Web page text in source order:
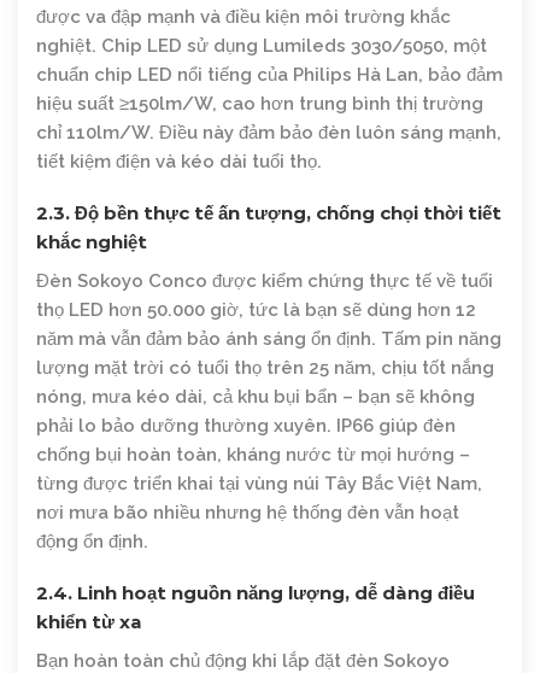
được va đập mạnh và điều kiện môi trường khắc
nghiệt. Chip LED sử dụng Lumileds 3030/5050, một
chuẩn chip LED nổi tiếng của Philips Hà Lan, bảo đảm
hiệu suất ≥150lm/W, cao hơn trung bình thị trường
chỉ 110lm/W. Điều này đảm bảo đèn luôn sáng mạnh,
tiết kiệm điện và kéo dài tuổi thọ.
2.3. Độ bền thực tế ấn tượng, chống chọi thời tiết
khắc nghiệt
Đèn Sokoyo Conco được kiểm chứng thực tế về tuổi
thọ LED hơn 50.000 giờ, tức là bạn sẽ dùng hơn 12
năm mà vẫn đảm bảo ánh sáng ổn định. Tấm pin năng
lượng mặt trời có tuổi thọ trên 25 năm, chịu tốt nắng
nóng, mưa kéo dài, cả khu bụi bẩn – bạn sẽ không
phải lo bảo dưỡng thường xuyên. IP66 giúp đèn
chống bụi hoàn toàn, kháng nước từ mọi hướng –
từng được triển khai tại vùng núi Tây Bắc Việt Nam,
nơi mưa bão nhiều nhưng hệ thống đèn vẫn hoạt
động ổn định.
2.4. Linh hoạt nguồn năng lượng, dễ dàng điều
khiển từ xa
Bạn hoàn toàn chủ động khi lắp đặt đèn Sokoyo